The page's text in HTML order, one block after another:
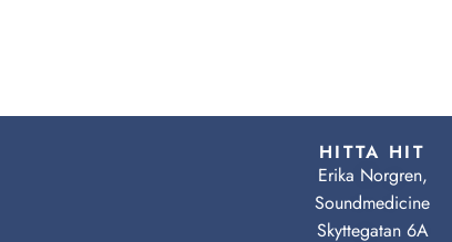
HITTA HIT
Erika Norgren,
Soundmedicine
Skyttegatan 6A